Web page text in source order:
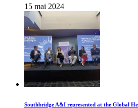
15 mai 2024
Southbridge A&I represented at the Global